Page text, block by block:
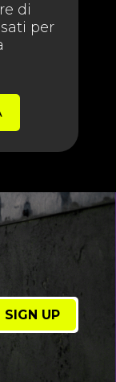
di
per
SIGN UP